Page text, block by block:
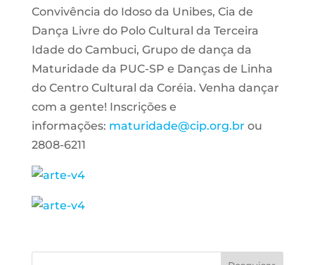
Convivência do Idoso da Unibes, Cia de
Dança Livre do Polo Cultural da Terceira
Idade do Cambuci, Grupo de dança da
Maturidade da PUC-SP e Danças de Linha
do Centro Cultural da Coréia. Venha dançar
com a gente! Inscrições e
informações: maturidade@cip.org.br ou
2808-6211